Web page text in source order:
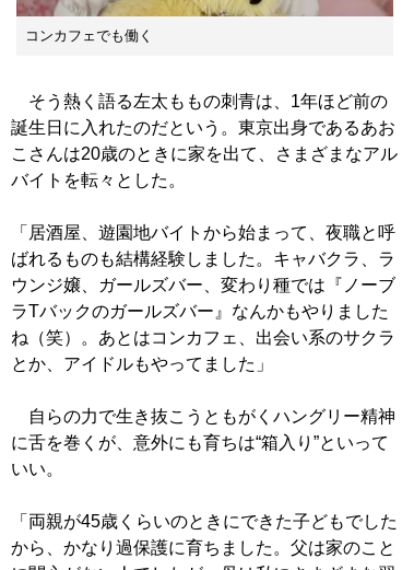
コンカフェでも働く
そう熱く語る左太ももの刺青は、1年ほど前の
誕生日に入れたのだという。東京出身であるあお
こさんは20歳のときに家を出て、さまざまなアル
バイトを転々とした。
「居酒屋、遊園地バイトから始まって、夜職と呼
ばれるものも結構経験しました。キャバクラ、ラ
ウンジ嬢、ガールズバー、変わり種では『ノーブ
ラTバックのガールズバー』なんかもやりました
ね（笑）。あとはコンカフェ、出会い系のサクラ
とか、アイドルもやってました」
自らの力で生き抜こうともがくハングリー精神
に舌を巻くが、意外にも育ちは“箱入り”といって
いい。
「両親が45歳くらいのときにできた子どもでした
から、かなり過保護に育ちました。父は家のこと